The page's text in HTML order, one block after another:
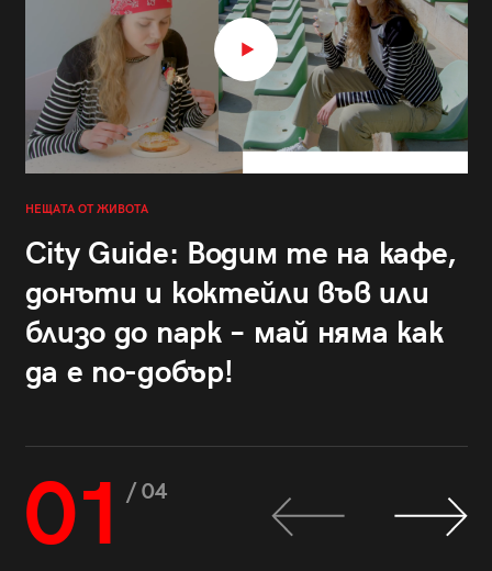
НЕЩАТА ОТ ЖИВОТА
City Guide: Водим те на кафе,
донъти и коктейли във или
близо до парк – май няма как
да е по-добър!
01 / 04